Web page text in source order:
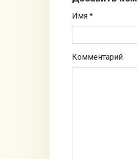
Имя *
Комментарий